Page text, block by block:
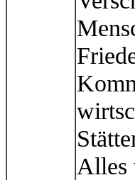
Alles